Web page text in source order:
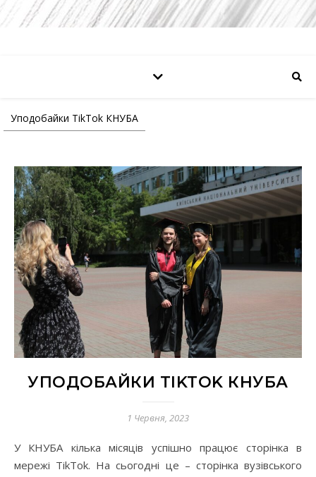
Уподобайки TikTok КНУБА
УПОДОБАЙКИ TIKTOK КНУБА
1 Червня, 2023
У КНУБА кілька місяців успішно працює сторінка в
мережі TikTok. На сьогодні це – сторінка вузівського